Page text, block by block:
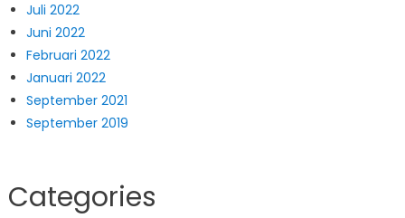
Juli 2022
Juni 2022
Februari 2022
Januari 2022
September 2021
September 2019
Categories